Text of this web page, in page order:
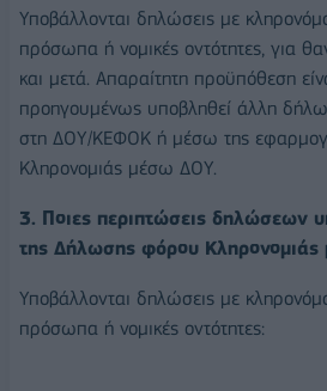
Υποβάλλονται δηλώσεις με
πρόσωπα ή νομικές οντότητες, για
και μετά. Απαραίτητη προϋπόθεση
προηγουμένως υποβληθεί άλλη
στη ΔΟΥ/ΚΕΦΟΚ ή μέσω της
Κληρονομιάς μέσω ΔΟΥ.
3. Ποιες περιπτώσεις δηλώσεων
της Δήλωσης φόρου
Υποβάλλονται δηλώσεις με
πρόσωπα ή νομικές οντότητες: